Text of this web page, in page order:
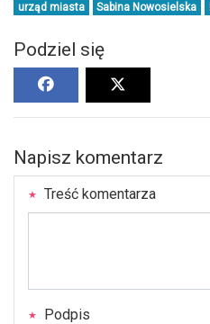
urząd miasta Sabina Nowosielska
Podziel się
Napisz komentarz
Treść komentarza
Podpis